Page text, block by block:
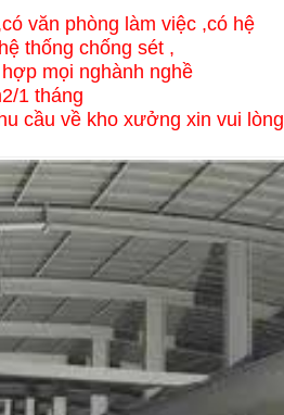
văn phòng làm việc ,có hệ
thống chống sét ,
mọi nghành nghề
1 tháng
cầu về kho xưởng xin vui lòng